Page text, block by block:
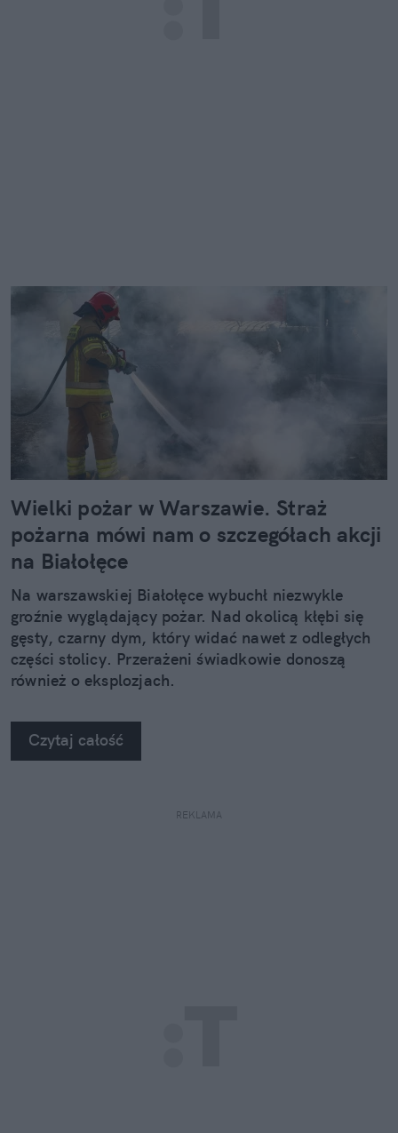
Wielki pożar w Warszawie. Straż
pożarna mówi nam o szczegółach akcji
na Białołęce
Na warszawskiej Białołęce wybuchł niezwykle
groźnie wyglądający pożar. Nad okolicą kłębi się
gęsty, czarny dym, który widać nawet z odległych
części stolicy. Przerażeni świadkowie donoszą
również o eksplozjach.
Czytaj całość
REKLAMA